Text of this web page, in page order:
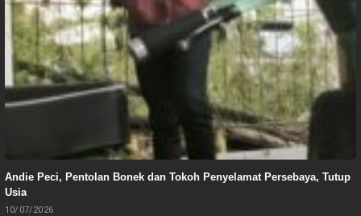
Andie Peci, Pentolan Bonek dan Tokoh Penyelamat Persebaya, Tutup
Usia
10/07/2026